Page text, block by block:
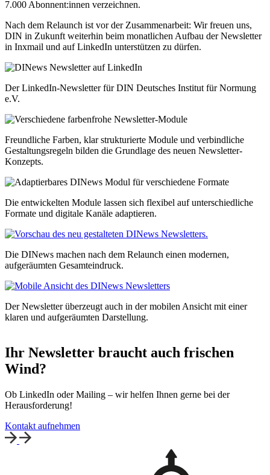
7.000 Abonnent:innen verzeichnen.
Nach dem Relaunch ist vor der Zusammenarbeit: Wir freuen uns,
DIN in Zukunft weiterhin beim monatlichen Aufbau der Newsletter
in Inxmail und auf LinkedIn unterstützen zu dürfen.
Der LinkedIn-Newsletter für DIN Deutsches Institut für Normung
e.V.
Freundliche Farben, klar strukturierte Module und verbindliche
Gestaltungsregeln bilden die Grundlage des neuen Newsletter-
Konzepts.
Die entwickelten Module lassen sich flexibel auf unterschiedliche
Formate und digitale Kanäle adaptieren.
Die DINews machen nach dem Relaunch einen modernen,
aufgeräumten Gesamteindruck.
Der Newsletter überzeugt auch in der mobilen Ansicht mit einer
klaren und aufgeräumten Darstellung.
Ihr Newsletter braucht auch frischen
Wind?
Ob LinkedIn oder Mailing – wir helfen Ihnen gerne bei der
Herausforderung!
Kontakt aufnehmen